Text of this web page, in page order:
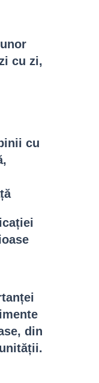
cu zi,
cu
din